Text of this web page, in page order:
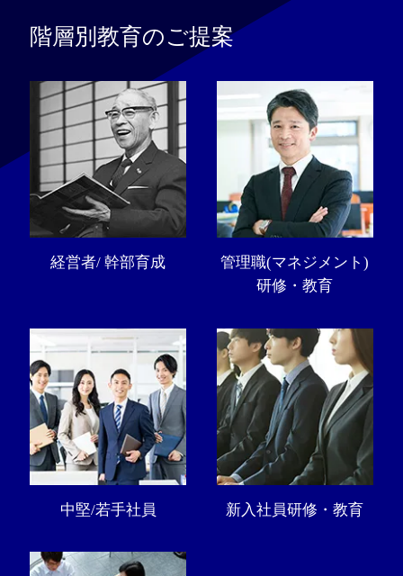
階層別教育のご提案
経営者/ 幹部育成
管理職(マネジメント)
研修・教育
中堅/若手社員 新入社員研修・教育